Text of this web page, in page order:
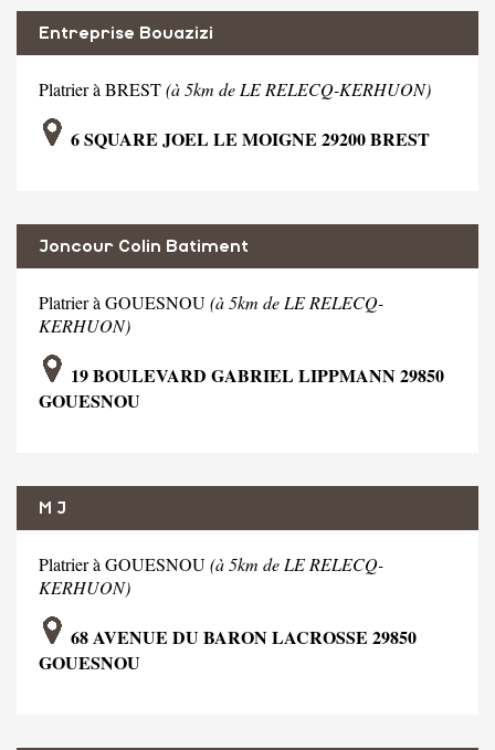
Entreprise Bouazizi
Platrier à BREST(à 5km de LE RELECQ-KERHUON)
6 SQUARE JOEL LE MOIGNE 29200 BREST
Joncour Colin Batiment
Platrier à GOUESNOU(à 5km de LE RELECQ-
KERHUON)
19 BOULEVARD GABRIEL LIPPMANN 29850
GOUESNOU
M J
Platrier à GOUESNOU(à 5km de LE RELECQ-
KERHUON)
68 AVENUE DU BARON LACROSSE 29850
GOUESNOU